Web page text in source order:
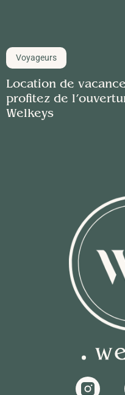
Voyageurs
Location de
profitez de
Welkeys